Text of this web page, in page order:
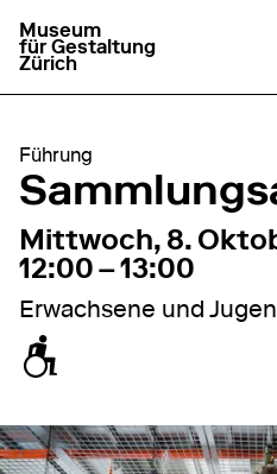
zur Startseite gehen
Museum
für Gestaltung
Zürich
Führung
8. Oktober 2025
Mittwoch, 8.
12:00 – 13:00
Erwachsene und